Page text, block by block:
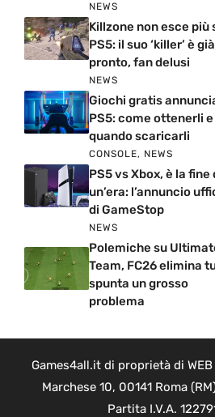
NEWS
Killzone non esce più
PS5: il suo ‘killer’ è già
pronto, fan delusi
NEWS
Giochi gratis
PS5: come ottenerli e
quando scaricarli
CONSOLE, NEWS
PS5 vs Xbox, è la fine
un’era: l’annuncio
di GameStop
NEWS
Polemiche su
Team, FC26 elimina
spunta un grosso
problema
Games4all.it di proprietà di
Marchese 10, 00141 Roma
Partita I.V.A.